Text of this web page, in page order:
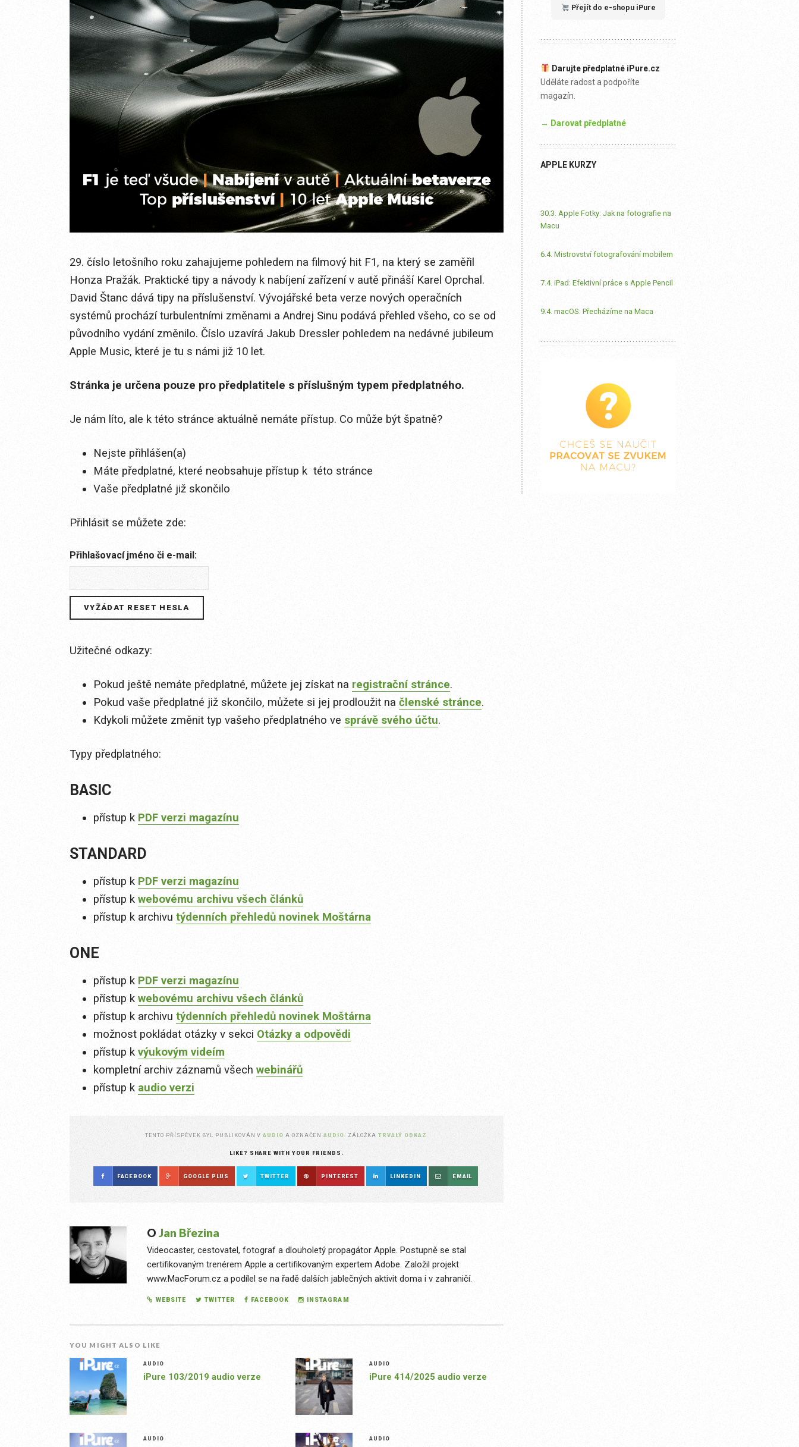
29. číslo letošního roku zahajujeme pohledem na filmový hit F1, na který se zaměřil
Honza Pražák. Praktické tipy a návody k nabíjení zařízení v autě přináší Karel Oprchal.
David Štanc dává tipy na příslušenství. Vývojářské beta verze nových operačních
systémů prochází turbulentními změnami a Andrej Sinu podává přehled všeho, co se od
původního vydání změnilo. Číslo uzavírá Jakub Dressler pohledem na nedávné jubileum
Apple Music, které je tu s námi již 10 let.
Stránka je určena pouze pro předplatitele s příslušným typem předplatného.
Je nám líto, ale k této stránce aktuálně nemáte přístup. Co může být špatně?
Nejste přihlášen(a)
Máte předplatné, které neobsahuje přístup k této stránce
Vaše předplatné již skončilo
Přihlásit se můžete zde:
Přihlašovací jméno či e-mail:
Užitečné odkazy:
Pokud ještě nemáte předplatné, můžete jej získat na registrační stránce.
Pokud vaše předplatné již skončilo, můžete si jej prodloužit na členské stránce.
Kdykoli můžete změnit typ vašeho předplatného ve správě svého účtu.
Typy předplatného:
BASIC
přístup k PDF verzi magazínu
STANDARD
přístup k PDF verzi magazínu
přístup k webovému archivu všech článků
přístup k archivu týdenních přehledů novinek Moštárna
ONE
přístup k PDF verzi magazínu
přístup k webovému archivu všech článků
přístup k archivu týdenních přehledů novinek Moštárna
možnost pokládat otázky v sekci Otázky a odpovědi
přístup k výukovým videím
kompletní archiv záznamů všech webinářů
přístup k audio verzi
TENTO PŘÍSPĚVEK BYL PUBLIKOVÁN VAUDIO A OZNAČENAUDIO . ZÁLOŽKATRVALÝ ODKAZ
LIKE? SHARE WITH YOUR FRIENDS.
FACEBOOK GOOGLE PLUS TWITTER PINTEREST LINKEDIN EMAIL
O Jan Březina
Videocaster, cestovatel, fotograf a dlouholetý propagátor Apple. Postupně se stal
certifikovaným trenérem Apple a certifikovaným expertem Adobe. Založil projekt
www.MacForum.cz a podílel se na řadě dalších jablečných aktivit doma i v zahraničí.
WEBSITE TWITTER FACEBOOK INSTAGRAM
YOU MIGHT ALSO LIKE
AUDIO
iPure 103/2019 audio verze
AUDIO
iPure 414/2025 audio verze
AUDIO AUDIO
Přejít do e-shopu iPure
Darujte předplatné iPure.cz
Uděláte radost a podpoříte
magazín.
→ Darovat předplatné
APPLE KURZY
30.3. Apple Fotky: Jak na fotografie na
Macu
6.4. Mistrovství fotografování mobilem
7.4. iPad: Efektivní práce s Apple Pencil
9.4. macOS: Přecházíme na Maca